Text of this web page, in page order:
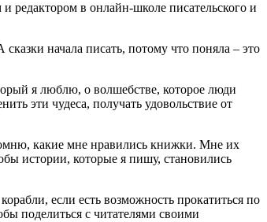
редактором в онлайн-школе писательского и
начала писать, потому что поняла – это
я люблю, о волшебстве, которое люди
эти чудеса, получать удовольствие от
какие мне нравились книжки. Мне их
истории, которые я пишу, становились
если есть возможность прокатиться по
поделиться с читателями своими